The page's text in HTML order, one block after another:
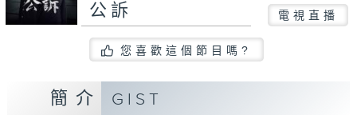
公訴 電視直播
您喜歡這個節目嗎?
簡介 GIST